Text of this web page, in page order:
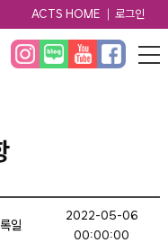
ACTS HOME 로그인
일
2022-05-06
00:00:00